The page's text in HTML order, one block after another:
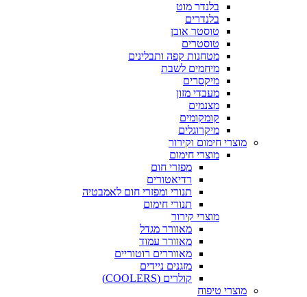
בלנדר מוט
בלנדרים
טוסטר אובן
טוסטרים
מטחנות קפה ותבלינים
מיחמים לשבת
מיקסרים
מעבדי מזון
מצנמים
קומקומים
מיקרוגלים
מוצרי חימום וקירור
מוצרי חימום
מפזרי חום
רדיאטורים
תנורי ומפזרי חום לאמבטיה
תנורי חימום
מוצרי קירור
מאוורר מגדל
מאוורר עמוד
מאווררים רוטוריים
מזגנים ניידים
קולרים (COOLERS)
מוצרי טיפוח